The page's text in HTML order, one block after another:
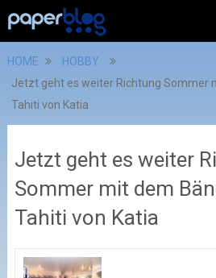
HOME
HOBBY
Jetzt geht es weiter Richtung Sommer
Tahiti von Katia
Jetzt geht es weiter
Sommer mit dem
Tahiti von Katia